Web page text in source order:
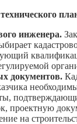
инженера.
документов.
проектную
на